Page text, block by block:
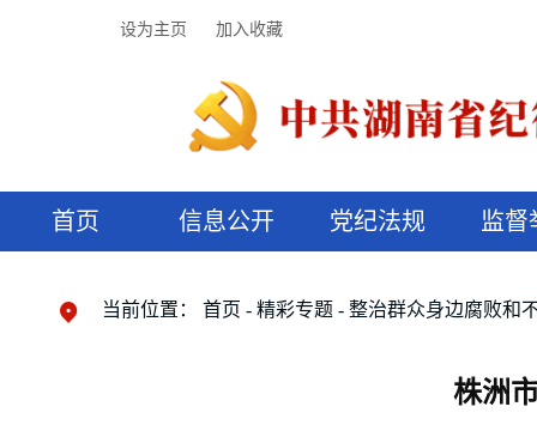
设为主页 加入收藏
首页 信息公开 党纪法规 监督
当前位置： 首页 精彩专题 整治群众身边腐败和
株洲